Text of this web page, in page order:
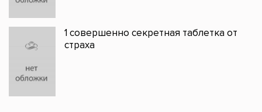
1 совершенно секретная таблетка от
страха